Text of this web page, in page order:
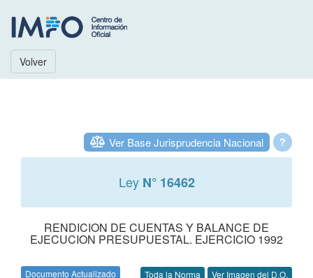
Volver
?
Ver Base Jurisprudencia Nacional
Ley N° 16462
RENDICION DE CUENTAS Y BALANCE DE
EJECUCION PRESUPUESTAL. EJERCICIO 1992
Documento Actualizado Toda la Norma Ver Imagen del D.O.